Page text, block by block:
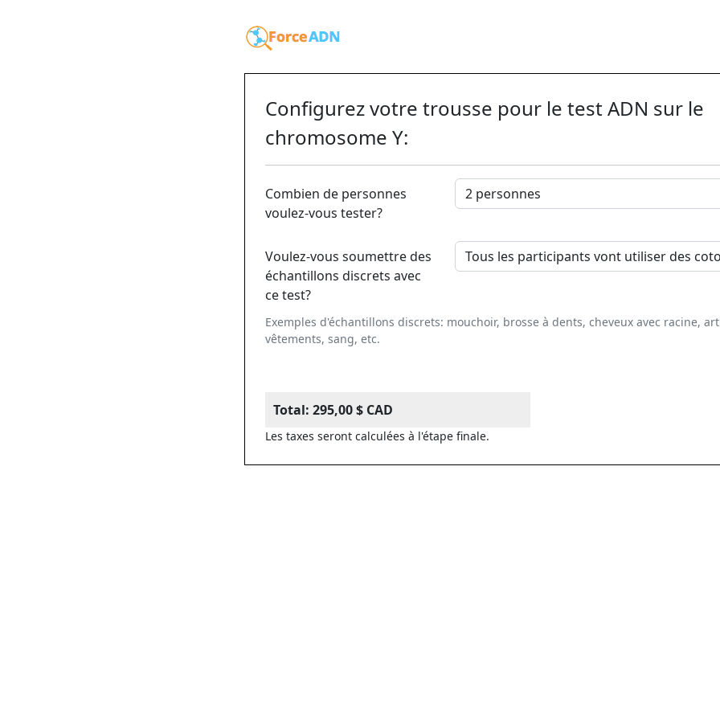
Configurez votre trousse pour le test ADN sur le
chromosome Y:
Combien de personnes
voulez-vous tester?
Voulez-vous soumettre des
échantillons discrets avec
ce test?
Exemples d'échantillons discrets: mouchoir, brosse à dents, cheveux avec racine,
vêtements, sang, etc.
Total: 295,00 $ CAD
Les taxes seront calculées à l'étape finale.